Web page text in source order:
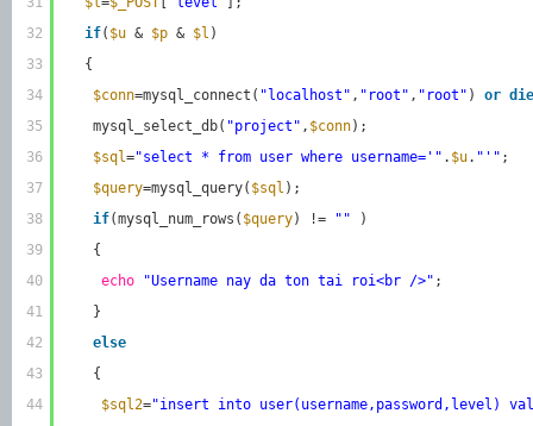
32
33
34
35
36
37
38
39
40
41
42
43
44
if( $u & $p & $l )
{
$conn=mysql_connect( "localhost" , "root" , "root" ) or die
mysql_select_db( "project" , $conn);
$sql="select * from user where username='" . $u. "'" ;
$query=mysql_query( $sql );
if(mysql_num_rows( $query) != ""
)
{
echo
"Username nay da ton tai roi<br />" ;
}
else
{
$sql2="insert into user(username,password,level)